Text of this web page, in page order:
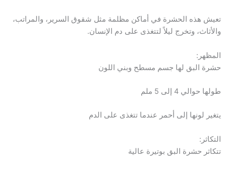
تعيش هذه الحشرة في أماكن مظلمة مثل شقوق السرير، والمراتب،
والأثاث، وتخرج ليلاً لتتغذى على دم الإنسان.
المظهر:
حشرة البق لها جسم مسطح وبني اللون
طولها حوالي 4 إلى 5 ملم
يتغير لونها إلى أحمر عندما تتغذى على الدم
التكاثر:
تتكاثر حشرة البق بوتيرة عالية